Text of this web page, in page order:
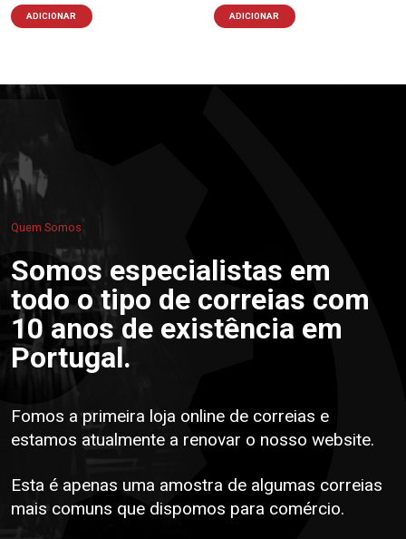
ADICIONAR ADICIONAR
Quem Somos
Somos especialistas em
todo o tipo de correias com
10 anos de existência em
Portugal.
Fomos a primeira loja online de correias e
estamos atualmente a renovar o nosso website.
Esta é apenas uma amostra de algumas correias
mais comuns que dispomos para comércio.